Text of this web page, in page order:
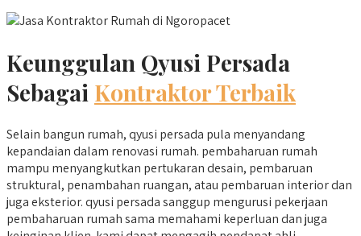
Keunggulan Qyusi Persada
Sebagai Kontraktor Terbaik
Selain bangun rumah, qyusi persada pula menyandang
kepandaian dalam renovasi rumah. pembaharuan rumah
mampu menyangkutkan pertukaran desain, pembaruan
struktural, penambahan ruangan, atau pembaruan interior dan
juga eksterior. qyusi persada sanggup mengurusi pekerjaan
pembaharuan rumah sama memahami keperluan dan juga